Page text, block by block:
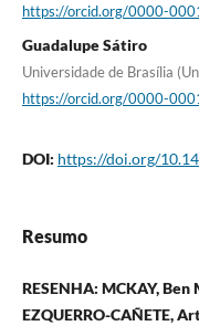
https://orcid.org/0000-
Guadalupe Sátiro
Universidade de Brasília
https://orcid.org/0000-
DOI: https://doi.org/
Resumo
RESENHA: MCKAY, Ben
EZQUERRO-CAÑETE,